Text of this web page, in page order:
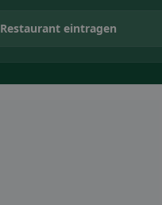
Restaurant eintragen